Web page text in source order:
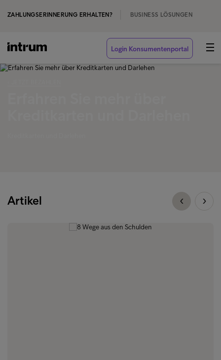
ZAHLUNGSERINNERUNG ERHALTEN? BUSINESS LÖSUNGEN
Login Konsumentenportal
Artikel